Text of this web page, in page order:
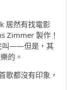
居然有找電影
Zimmer 製作！
叫——但是，其
的。
歌都沒有印象，